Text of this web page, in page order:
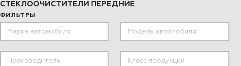
СТЕКЛООЧИСТИТЕЛИ ПЕРЕДНИЕ
ФИЛЬТРЫ